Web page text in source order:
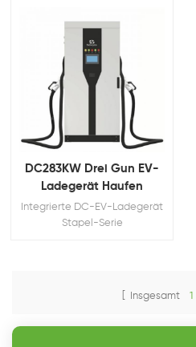
DC283KW Drei Gun EV-
Ladegerät Haufen
Integrierte DC-EV-Ladegerät
Stapel-Serie
[ Insgesamt 1